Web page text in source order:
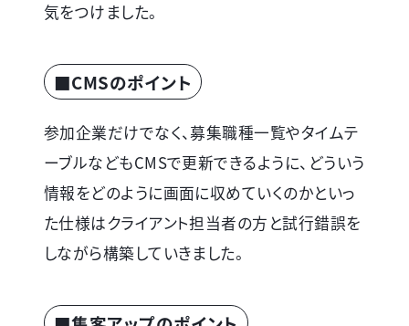
気をつけました。
■CMSのポイント
参加企業だけでなく、募集職種一覧やタイムテ
ーブルなどもCMSで更新できるように、どういう
情報をどのように画面に収めていくのかといっ
た仕様はクライアント担当者の方と試行錯誤を
しながら構築していきました。